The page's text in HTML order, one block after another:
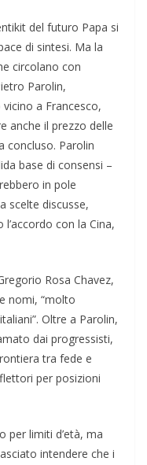
del futuro Papa si
di sintesi. Ma la
circolano con
Parolin,
a Francesco,
anche il prezzo delle
concluso. Parolin
base di consensi –
in pole
scelte discusse,
con la Cina,
Rosa Chavez,
nomi, “molto
Oltre a Parolin,
dai progressisti,
tra fede e
per posizioni
per limiti d’età, ma
intendere che i